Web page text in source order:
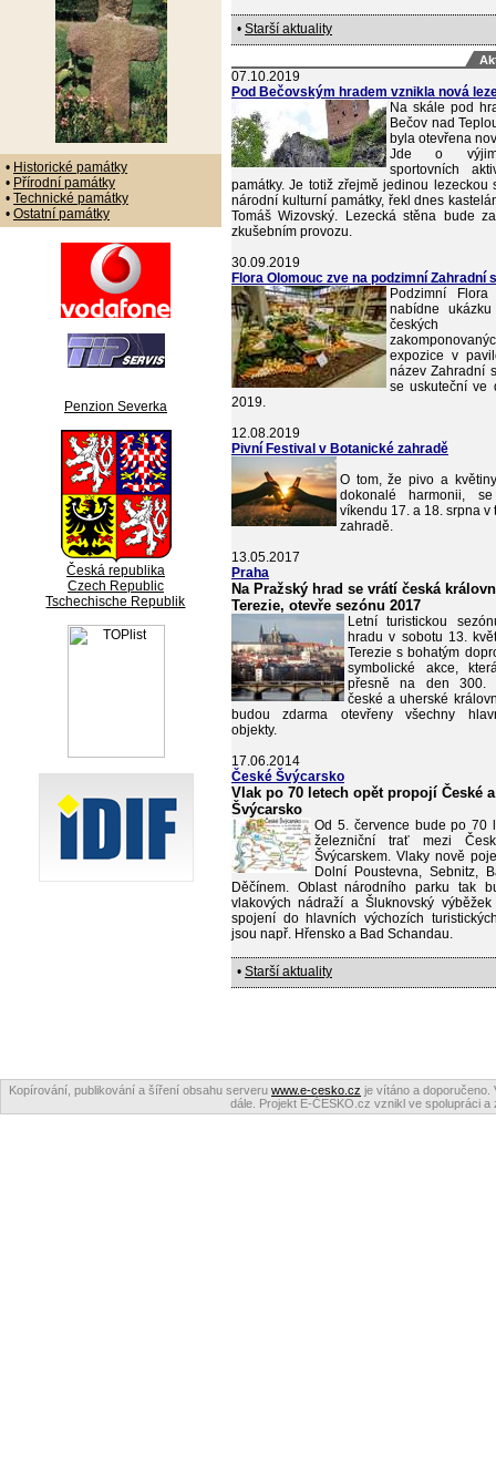
• Historické památky
• Přírodní památky
• Technické památky
• Ostatní památky
Penzion Severka
Česká republika
Czech Republic
Tschechische Republik
• Starší aktuality
07.10.2019
Pod Bečovským hradem vznikla nová
Na skále pod
Bečov nad
byla otevřena
Jde o
sportovních
památky. Je totiž zřejmě jedinou lezeckou
národní kulturní památky, řekl dnes
Tomáš Wizovský. Lezecká stěna bude
zkušebním provozu.
30.09.2019
Flora Olomouc zve na podzimní Zahradní
Podzimní
nabídne
českých
expozice v
název Zahradní
se uskuteční ve
2019.
12.08.2019
Pivní Festival v Botanické zahradě
O tom, že pivo a
dokonalé harmonii,
víkendu 17. a 18. srpna v
zahradě.
13.05.2017
Praha
Na Pražský hrad se vrátí česká
Terezie, otevře sezónu 2017
Letní turistickou
hradu v sobotu 13.
Terezie s bohatým
symbolické akce,
přesně na den 300.
české a uherské
budou zdarma otevřeny všechny
objekty.
17.06.2014
České Švýcarsko
Vlak po 70 letech opět propojí České
Švýcarsko
Od 5. července bude po 70
železniční trať mezi
Švýcarskem. Vlaky nově
Dolní Poustevna, Sebnitz,
Děčínem. Oblast národního parku tak
vlakových nádraží a Šluknovský
spojení do hlavních výchozích
jsou např. Hřensko a Bad Schandau.
• Starší aktuality
Kopírování, publikování a šíření obsahu serveru www.e-cesko.cz je vítáno a doporučeno.
dále. Projekt E-ČESKO.cz vznikl ve spolupráci